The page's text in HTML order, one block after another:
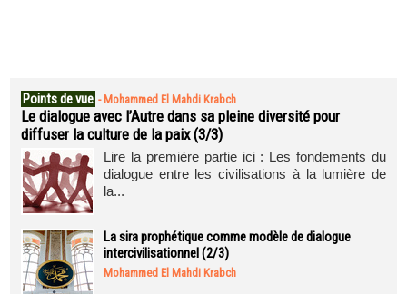
Points de vue - Mohammed El Mahdi Krabch
Le dialogue avec l’Autre dans sa pleine diversité pour
diffuser la culture de la paix (3/3)
Lire la première partie ici : Les fondements du
dialogue entre les civilisations à la lumière de
la...
La sira prophétique comme modèle de dialogue
intercivilisationnel (2/3)
Mohammed El Mahdi Krabch